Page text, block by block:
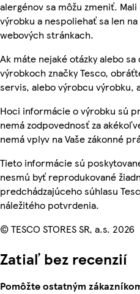
alergénov sa môžu zmeniť.
výrobku a nespoliehať sa len
webových stránkach.
Ak máte nejaké otázky alebo
výrobkoch značky Tesco,
servis, alebo výrobcu výrobku,
Hoci informácie o výrobku sú
nemá zodpovednosť za
nemá vplyv na Vaše zákonné
Tieto informácie sú
nesmú byť reprodukované
predchádzajúceho súhlasu
náležitého potvrdenia.
© TESCO STORES SR, a.s. 2026
Zatiaľ bez recenzií
Pomôžte ostatným